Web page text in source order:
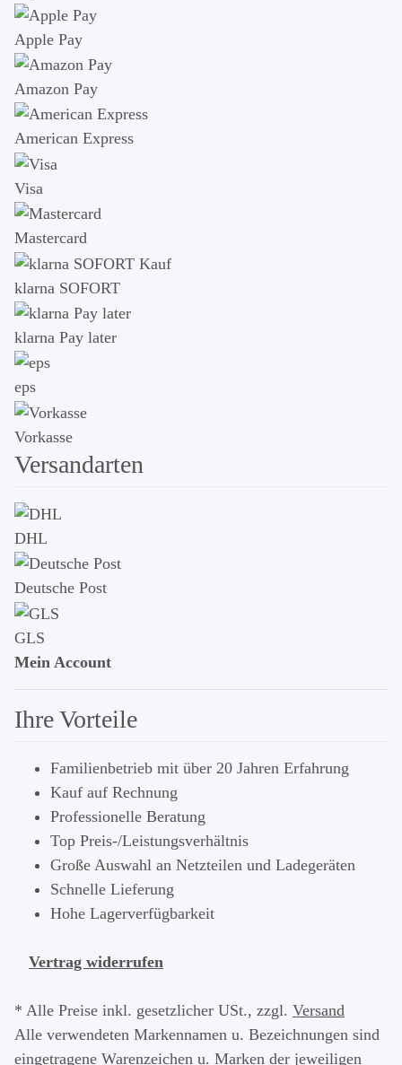
Apple Pay
Amazon Pay
American Express
Visa
Mastercard
klarna SOFORT
klarna Pay later
eps
Vorkasse
Versandarten
DHL
Deutsche Post
GLS
Mein Account
Ihre Vorteile
Familienbetrieb mit über 20 Jahren Erfahrung
Kauf auf Rechnung
Professionelle Beratung
Top Preis-/Leistungsverhältnis
Große Auswahl an Netzteilen und Ladegeräten
Schnelle Lieferung
Hohe Lagerverfügbarkeit
Vertrag widerrufen
* Alle Preise inkl. gesetzlicher USt., zzgl. Versand
Alle verwendeten Markennamen u. Bezeichnungen sind
eingetragene Warenzeichen u. Marken der jeweiligen